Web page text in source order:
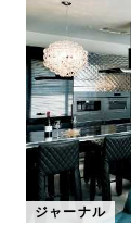
ジャーナル